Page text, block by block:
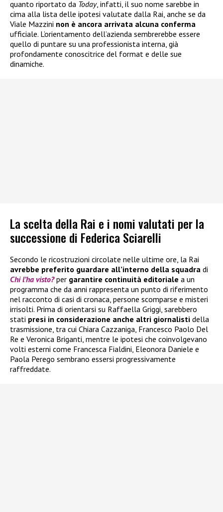
quanto riportato da Today, infatti, il suo nome sarebbe in
cima alla lista delle ipotesi valutate dalla Rai, anche se da
Viale Mazzini non è ancora arrivata alcuna conferma
ufficiale. L’orientamento dell’azienda sembrerebbe essere
quello di puntare su una professionista interna, già
profondamente conoscitrice del format e delle sue
dinamiche.
La scelta della Rai e i nomi valutati per la
successione di Federica Sciarelli
Secondo le ricostruzioni circolate nelle ultime ore, la Rai
avrebbe preferito guardare all’interno della squadra di
Chi l’ha visto? per garantire continuità editoriale a un
programma che da anni rappresenta un punto di riferimento
nel racconto di casi di cronaca, persone scomparse e misteri
irrisolti. Prima di orientarsi su Raffaella Griggi, sarebbero
stati presi in considerazione anche altri giornalisti della
trasmissione, tra cui Chiara Cazzaniga, Francesco Paolo Del
Re e Veronica Briganti, mentre le ipotesi che coinvolgevano
volti esterni come Francesca Fialdini, Eleonora Daniele e
Paola Perego sembrano essersi progressivamente
raffreddate.